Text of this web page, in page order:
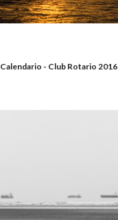
Calendario - Club Rotario 2016